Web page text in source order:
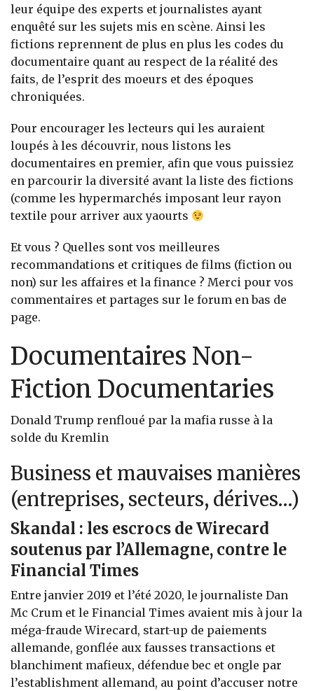
leur équipe des experts et journalistes ayant
enquêté sur les sujets mis en scène. Ainsi les
fictions reprennent de plus en plus les codes du
documentaire quant au respect de la réalité des
faits, de l’esprit des moeurs et des époques
chroniquées.
Pour encourager les lecteurs qui les auraient
loupés à les découvrir, nous listons les
documentaires en premier, afin que vous puissiez
en parcourir la diversité avant la liste des fictions
(comme les hypermarchés imposant leur rayon
textile pour arriver aux yaourts
Et vous ? Quelles sont vos meilleures
recommandations et critiques de films (fiction ou
non) sur les affaires et la finance ? Merci pour vos
commentaires et partages sur le forum en bas de
page.
Documentaires Non-
Fiction Documentaries
Donald Trump renfloué par la mafia russe à la
solde du Kremlin
Business et mauvaises manières
(entreprises, secteurs, dérives…)
Skandal : les escrocs de Wirecard
soutenus par l’Allemagne, contre le
Financial Times
Entre janvier 2019 et l’été 2020, le journaliste Dan
Mc Crum et le Financial Times avaient mis à jour la
méga-fraude Wirecard, start-up de paiements
allemande, gonflée aux fausses transactions et
blanchiment mafieux, défendue bec et ongle par
l’establishment allemand, au point d’accuser notre